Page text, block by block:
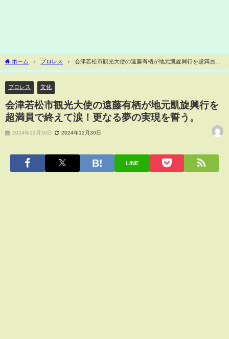
ホーム プロレス
会津若松市観光大使の遠藤有栖が地元凱旋興行を超満員で
終えて涙！更なる夢の実現を誓う。
プロレス 文化
会津若松市観光大使の遠藤有栖が地元凱旋興行を
超満員で終えて涙！更なる夢の実現を誓う。
2024年12月30日 2024年12月30日
LINE